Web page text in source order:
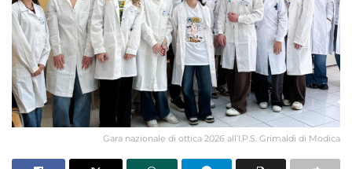
Gara nazionale di ottica 2026 all’I.P.S. Grimaldi di Modica